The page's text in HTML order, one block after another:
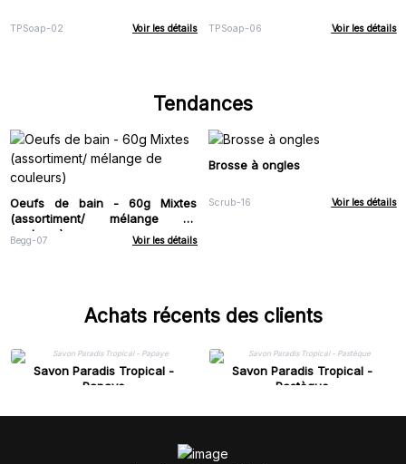
TPSoap-02 Voir les détails TPSoap-06 Voir les détails
Tendances
Oeufs de bain - 60g Mixtes
(assortiment/ mélange de
couleurs)
Begg-07 Voir les détails
Brosse à ongles
Scrub-16 Voir les détails
Achats récents des clients
Savon Paradis Tropical -
Papaye
Savon Paradis Tropical -
Pastèque